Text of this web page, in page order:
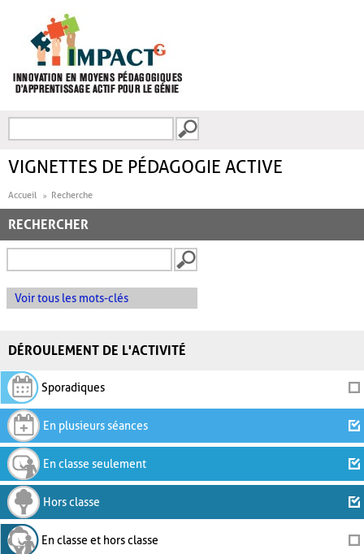
FORMULAIRE DE
VIGNETTES DE PÉDAGOGIE ACTIVE
Accueil Recherche
RECHERCHER
Voir tous les mots-clés
DÉROULEMENT DE L'ACTIVITÉ
Sporadiques
En plusieurs séances
En classe seulement
Hors classe
En classe et hors classe